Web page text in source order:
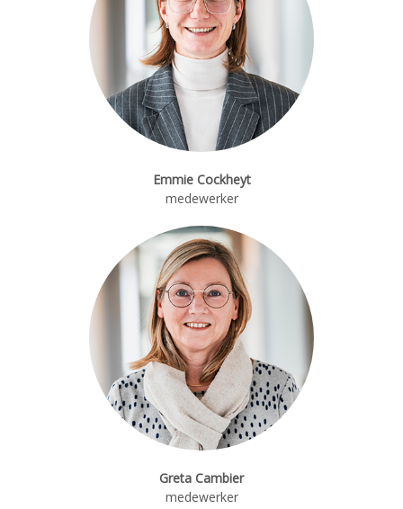
Emmie Cockheyt
medewerker
Greta Cambier
medewerker